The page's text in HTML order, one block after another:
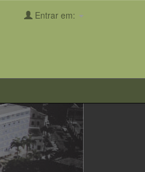
Entrar em:
Next